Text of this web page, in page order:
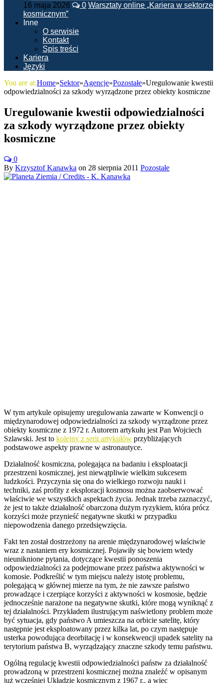
16 maja 2026 0 Warsztaty online „Kariera w sektorze
kosmicznym”
Inne
O serwisie
Kontakt
Spis treści
Kariera
Języki
You are at:Home»Sektor»Agencje»Pozostałe»Uregulowanie kwestii
odpowiedzialności za szkody wyrządzone przez obiekty kosmiczne
Uregulowanie kwestii odpowiedzialności
za szkody wyrządzone przez obiekty
kosmiczne
0
By Krzysztof Kanawka on 28 sierpnia 2011 Pozostałe
W tym artykule opisujemy uregulowania zawarte w Konwencji o
międzynarodowej odpowiedzialności za szkody wyrządzone przez
obiekty kosmiczne z 1972 r. Autorem artykułu jest Pan Wojciech
Szlawski. Jest to kolejny z serii artykułów przybliżających
podstawowe aspekty prawne w astronautyce.
Działalność kosmiczna, polegająca na badaniu i eksploatacji
przestrzeni kosmicznej, jest niewątpliwie wielkim sukcesem
ludzkości. Przyczynia się ona do wielkiego rozwoju nauki i
techniki, zaś profity z eksploracji kosmosu można zaobserwować
właściwie we wszystkich aspektach życia. Jednak trzeba zaznaczyć,
że jest to także działalność obarczona dużym ryzykiem, która prócz
korzyści może przynieść negatywne skutki w przypadku
niepowodzenia danego przedsięwzięcia.
Fakt ten został dostrzeżony na arenie międzynarodowej właściwie
wraz z nastaniem ery kosmicznej. Pojawiły się bowiem wtedy
nieuniknione pytania, dotyczące kwestii ponoszenia
odpowiedzialności za podejmowane przez państwa aktywności w
komosie. Podkreślić w tym miejscu należy istotę problemu,
polegającą w głównej mierze na tym, że nie zawsze państwo
prowadzące i czerpiące korzyści z aktywności w kosmosie, będzie
jednocześnie narażone na negatywne skutki, które mogą wyniknąć z
tej działalności. Przykładem ilustrującym naświetlony problem może
być sytuacja, gdy państwo A umieszcza na orbicie satelitę, który
następnie jest eksploatowany przez kilka lat, po czym następuje
usterka powodująca deorbitację i w konsekwencji upadek satelity na
terytorium państwa B, wyrządzający znaczne szkody temu państwu.
Ogólną regulację kwestii odpowiedzialności państw za działalność
prowadzoną w przestrzeni kosmicznej można znaleźć w opisanym
już wcześniej Układzie kosmicznym z 1967 r., a więc